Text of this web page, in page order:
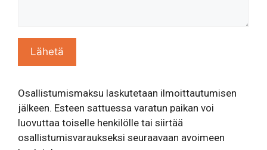
Osallistumismaksu laskutetaan ilmoittautumisen
jälkeen. Esteen sattuessa varatun paikan voi
luovuttaa toiselle henkilölle tai siirtää
osallistumisvaraukseksi seuraavaan avoimeen